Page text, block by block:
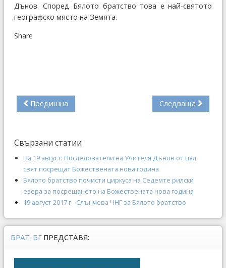
Дънов. Според Бялото братство това е най-святото
географско място на Земята.
Share
Предишна Следваща
Свързани статии
На 19 август: Последователи на Учителя Дънов от цял
свят посрещат Божествената нова година
Бялото братство почисти циркуса на Седемте рилски
езера за посрещането на Божествената нова година
19 август 2017 г - Слънчева ЧНГ за Бялото братство
БРАТ-БГ ПРЕДСТАВЯ: